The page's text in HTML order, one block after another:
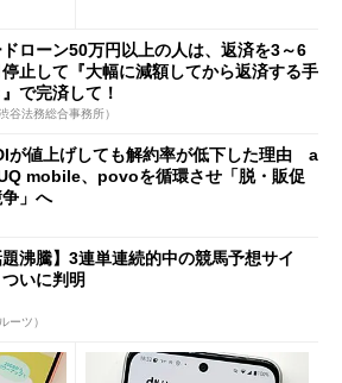
ドローン50万円以上の人は、返済を3～6
停止して『大幅に減額してから返済する手
で完済して！
谷法務総合事務所）
が値上げしても解約率が低下した理由 a
mobile、povoを循環させ「脱・販促
」へ
題沸騰】3連単連続的中の競馬予想サイ
ついに判明
ーツ）